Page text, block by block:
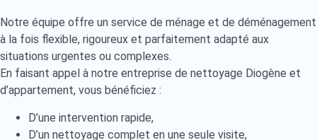
Notre équipe offre un service de ménage et de déménagement
à la fois flexible, rigoureux et parfaitement adapté aux
situations urgentes ou complexes.
En faisant appel à notre entreprise de nettoyage Diogène et
d’appartement, vous bénéficiez :
D’une intervention rapide,
D’un nettoyage complet en une seule visite,